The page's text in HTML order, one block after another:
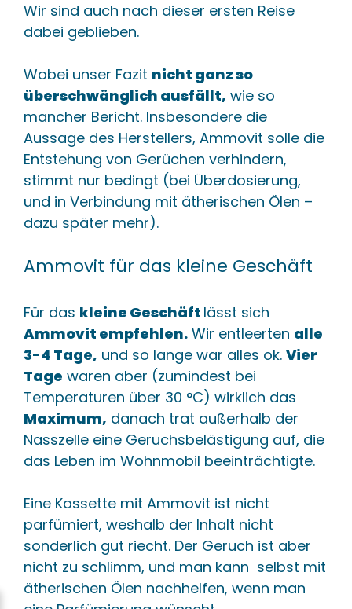
Wir sind auch nach dieser ersten Reise
dabei geblieben.
Wobei unser Fazit nicht ganz so
überschwänglich ausfällt, wie so
mancher Bericht. Insbesondere die
Aussage des Herstellers, Ammovit solle die
Entstehung von Gerüchen verhindern,
stimmt nur bedingt (bei Überdosierung,
und in Verbindung mit ätherischen Ölen –
dazu später mehr).
Ammovit für das kleine Geschäft
Für das kleine Geschäft lässt sich
Ammovit empfehlen. Wir entleerten alle
3-4 Tage, und so lange war alles ok. Vier
Tage waren aber (zumindest bei
Temperaturen über 30 °C) wirklich das
Maximum, danach trat außerhalb der
Nasszelle eine Geruchsbelästigung auf, die
das Leben im Wohnmobil beeinträchtigte.
Eine Kassette mit Ammovit ist nicht
parfümiert, weshalb der Inhalt nicht
sonderlich gut riecht. Der Geruch ist aber
nicht zu schlimm, und man kann selbst mit
ätherischen Ölen nachhelfen, wenn man